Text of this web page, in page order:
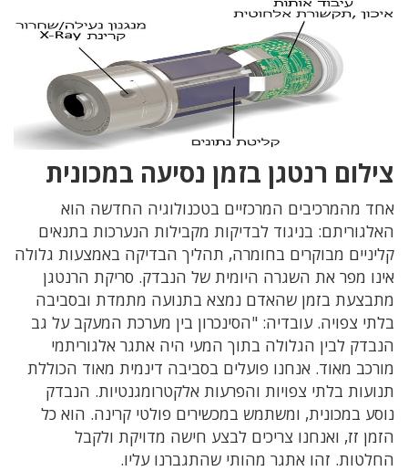
צילום רנטגן בזמן נסיעה במכונית
אחד מהמרכיבים המרכזיים בטכנולוגיה החדשה הוא
האלגוריתם: בניגוד לבדיקות מקבילות הנערכות בתנאים
קליניים מבוקרים בחומרה, תהליך הבדיקה באמצעות גלולה
אינו מפר את השגרה היומית של הנבדק. סריקת הרנטגן
מתבצעת בזמן שהאדם נמצא בתנועה מתמדת ובסביבה
בלתי צפויה. עובדיה: "הסינכרון בין מערכת המעקב על גב
הנבדק לבין הגלולה בתוך המעי היה אתגר אלגוריתמי
מורכב מאוד. אנחנו פועלים בסביבה דינמית מאוד הכוללת
תנועות בלתי צפויות והפרעות אלקטרומגנטיות. הנבדק
נוסע במכונית, ומשתמש במכשירים פולטי קרינה. הוא כל
הזמן זז, ואנחנו צריכים לבצע חישה מדויקת ולקבל
החלטות. זהו אתגר מהותי שהתגברנו עליו.